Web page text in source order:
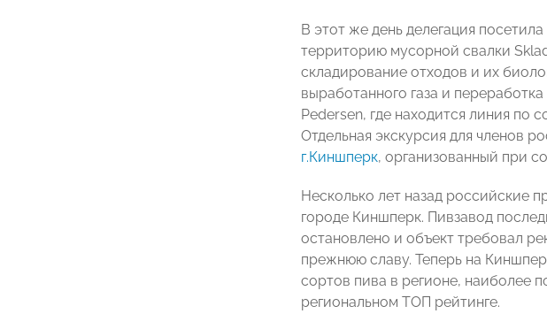
В этот же день делегация
территорию мусорной свалки
складирование отходов и их
выработанного газа и
Pedersen, где находится линия по
Отдельная экскурсия для членов
г.Киншперк, организованный при
Несколько лет назад российские
городе Киншперк. Пивзавод
остановлено и объект требовал
прежнюю славу. Теперь на
сортов пива в регионе, наиболее
региональном ТОП рейтинге.